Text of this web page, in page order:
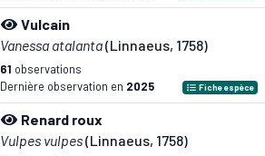
Vulcain
Vanessa atalanta(Linnaeus, 1758)
61 observations
Dernière observation en 2025 Fiche espèce
Renard roux
Vulpes vulpes(Linnaeus, 1758)